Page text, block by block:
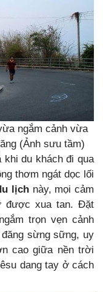
ngắm cảnh vừa
(Ảnh sưu tầm)
khi du khách đi qua
thơm ngát dọc lối
lịchnày, mọi cảm
được xua tan. Đặt
trọn vẹn cảnh
sừng sững, uy
cao giữa nền trời
dang tay ở cách